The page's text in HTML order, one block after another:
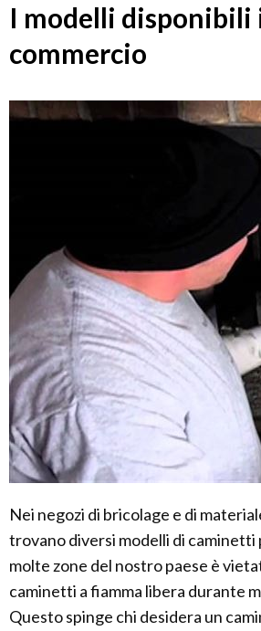
I modelli disponibili
commercio
Nei negozi di bricolage e di
trovano diversi modelli di
molte zone del nostro paese è
caminetti a fiamma libera durante
Questo spinge chi desidera un